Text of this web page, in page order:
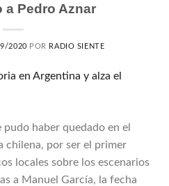
Pedro Aznar
2020 POR RADIO SIENTE
haber quedado en el
chilena, por ser el primer
locales sobre los escenarios
a Manuel García, la fecha